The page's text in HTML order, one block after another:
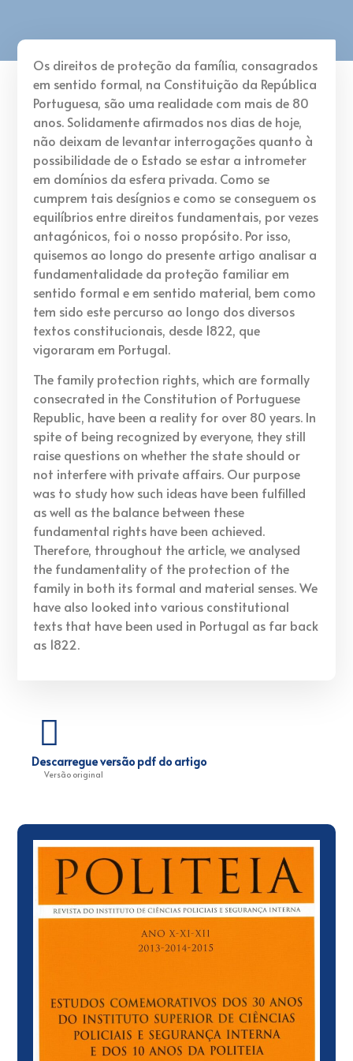
Os direitos de proteção da família, consagrados
em sentido formal, na Constituição da República
Portuguesa, são uma realidade com mais de 80
anos. Solidamente afirmados nos dias de hoje,
não deixam de levantar interrogações quanto à
possibilidade de o Estado se estar a intrometer
em domínios da esfera privada. Como se
cumprem tais desígnios e como se conseguem os
equilíbrios entre direitos fundamentais, por vezes
antagónicos, foi o nosso propósito. Por isso,
quisemos ao longo do presente artigo analisar a
fundamentalidade da proteção familiar em
sentido formal e em sentido material, bem como
tem sido este percurso ao longo dos diversos
textos constitucionais, desde 1822, que
vigoraram em Portugal.
The family protection rights, which are formally
consecrated in the Constitution of Portuguese
Republic, have been a reality for over 80 years. In
spite of being recognized by everyone, they still
raise questions on whether the state should or
not interfere with private affairs. Our purpose
was to study how such ideas have been fulfilled
as well as the balance between these
fundamental rights have been achieved.
Therefore, throughout the article, we analysed
the fundamentality of the protection of the
family in both its formal and material senses. We
have also looked into various constitutional
texts that have been used in Portugal as far back
as 1822.
Descarregue versão pdf do artigo
Versão original